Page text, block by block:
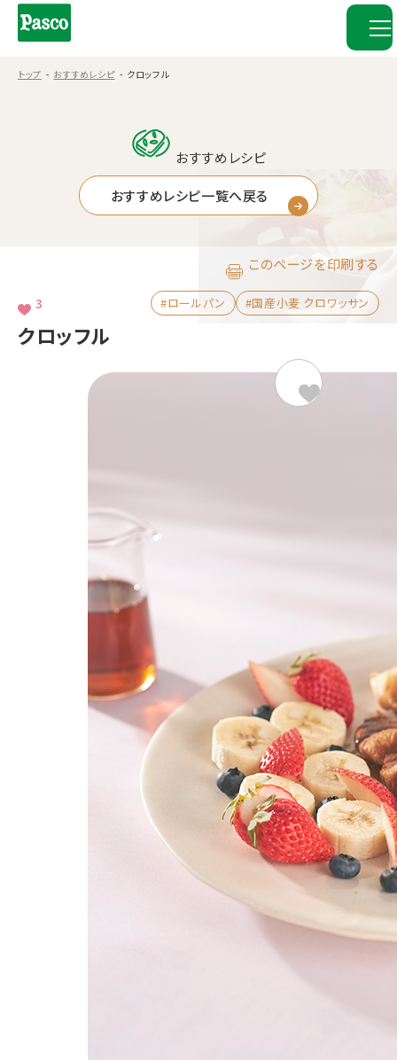
トップ おすすめレシピ クロッフル
おすすめレシピ
おすすめレシピ一覧へ戻る
クロッフル
3 #ロールパン #国産小麦 クロワッサン
このページを印刷する